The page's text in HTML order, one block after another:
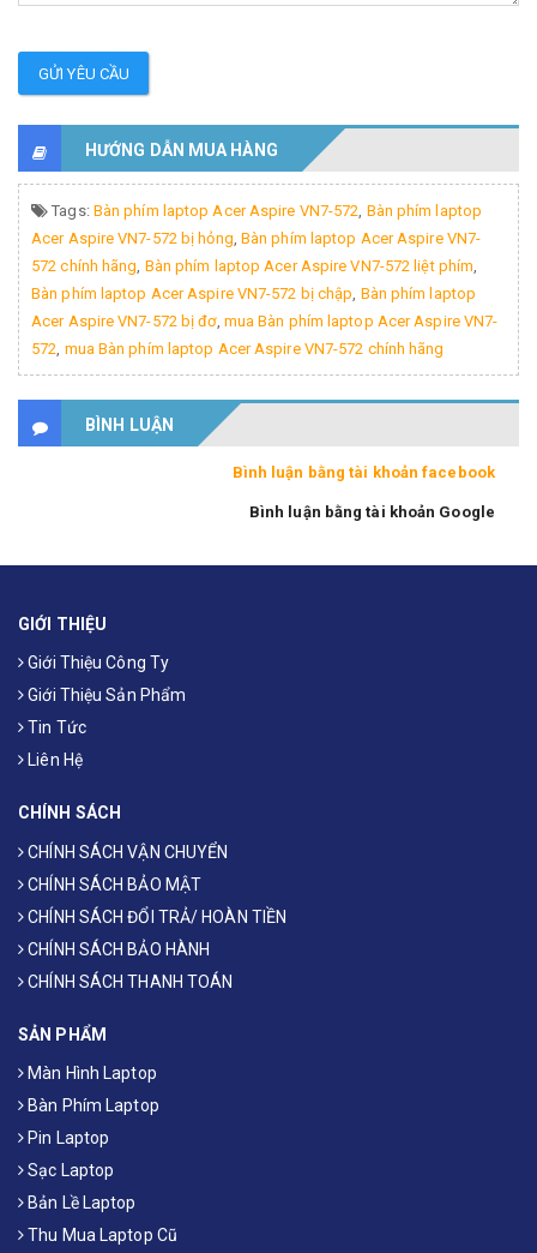
GỬI YÊU CẦU
HƯỚNG DẪN MUA HÀNG
Tags: Bàn phím laptop Acer Aspire VN7-572, Bàn phím laptop
Acer Aspire VN7-572 bị hỏng, Bàn phím laptop Acer Aspire VN7-
572 chính hãng, Bàn phím laptop Acer Aspire VN7-572 liệt phím,
Bàn phím laptop Acer Aspire VN7-572 bị chập, Bàn phím laptop
Acer Aspire VN7-572 bị đơ, mua Bàn phím laptop Acer Aspire VN7-
572, mua Bàn phím laptop Acer Aspire VN7-572 chính hãng
BÌNH LUẬN
Bình luận bằng tài khoản facebook
Bình luận bằng tài khoản Google
GIỚI THIỆU
Giới Thiệu Công Ty
Giới Thiệu Sản Phẩm
Tin Tức
Liên Hệ
CHÍNH SÁCH
CHÍNH SÁCH VẬN CHUYỂN
CHÍNH SÁCH BẢO MẬT
CHÍNH SÁCH ĐỔI TRẢ/ HOÀN TIỀN
CHÍNH SÁCH BẢO HÀNH
CHÍNH SÁCH THANH TOÁN
SẢN PHẨM
Màn Hình Laptop
Bàn Phím Laptop
Pin Laptop
Sạc Laptop
Bản Lề Laptop
Thu Mua Laptop Cũ